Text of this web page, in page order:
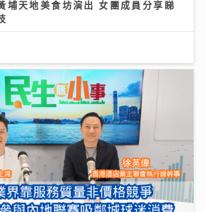
埔天地美食坊演出 女團成員分享睇